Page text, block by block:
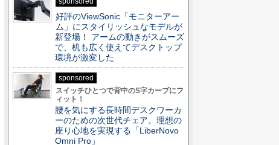
好評のViewSonic「モニターアー
ム」にスタイリッシュなモデルが
新登場！ アームの動きがスムーズ
で、机も広く使えてデスクトップ
環境が激変した
sponsored
スイッチひとつで背中のS字カーブにフ
ィット！
腰を気にする長時間デスクワーカ
ーのための次世代チェア。理想の
座り心地を実現する「LiberNovo
Omni Pro」